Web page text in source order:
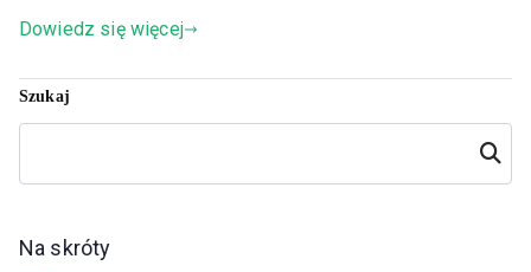
Dowiedz się więcej
Szukaj
Szukaj
Na skróty